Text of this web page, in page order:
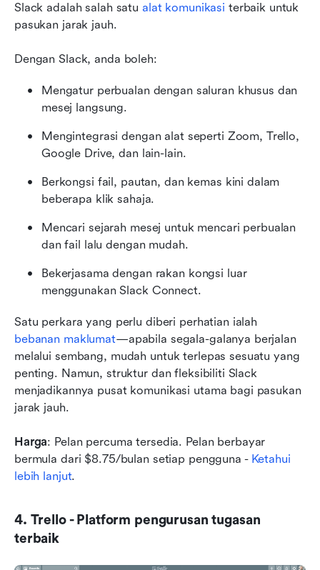
Slack adalah salah satu alat komunikasi terbaik untuk
pasukan jarak jauh.
Dengan Slack, anda boleh:
Mengatur perbualan dengan saluran khusus dan
mesej langsung.
Mengintegrasi dengan alat seperti Zoom, Trello,
Google Drive, dan lain-lain.
Berkongsi fail, pautan, dan kemas kini dalam
beberapa klik sahaja.
Mencari sejarah mesej untuk mencari perbualan
dan fail lalu dengan mudah.
Bekerjasama dengan rakan kongsi luar
menggunakan Slack Connect.
bebanan maklumat—apabila segala-galanya berjalan
melalui sembang, mudah untuk terlepas sesuatu yang
penting. Namun, struktur dan fleksibiliti Slack
menjadikannya pusat komunikasi utama bagi pasukan
jarak jauh.
Harga: Pelan percuma tersedia. Pelan berbayar
bermula dari $8.75/bulan setiap pengguna - Ketahui
lebih lanjut.
4. Trello - Platform pengurusan tugasan
terbaik